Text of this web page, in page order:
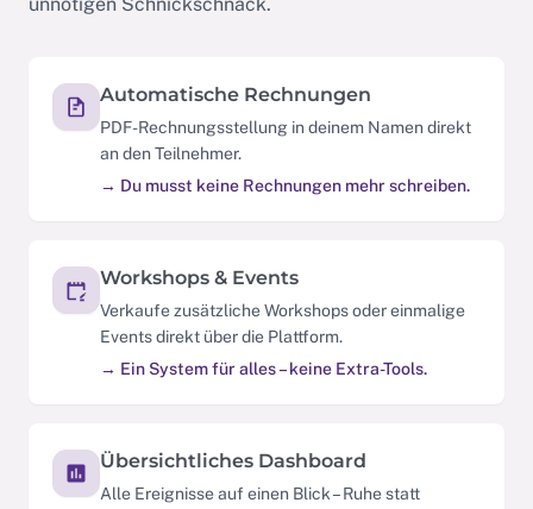
Automatische Rechnungen
PDF-Rechnungsstellung in deinem Namen direkt
an den Teilnehmer.
→ Du musst keine Rechnungen mehr schreiben.
Workshops & Events
Verkaufe zusätzliche Workshops oder einmalige
Events direkt über die Plattform.
→ Ein System für alles – keine Extra-Tools.
Übersichtliches Dashboard
Alle Ereignisse auf einen Blick – Ruhe statt